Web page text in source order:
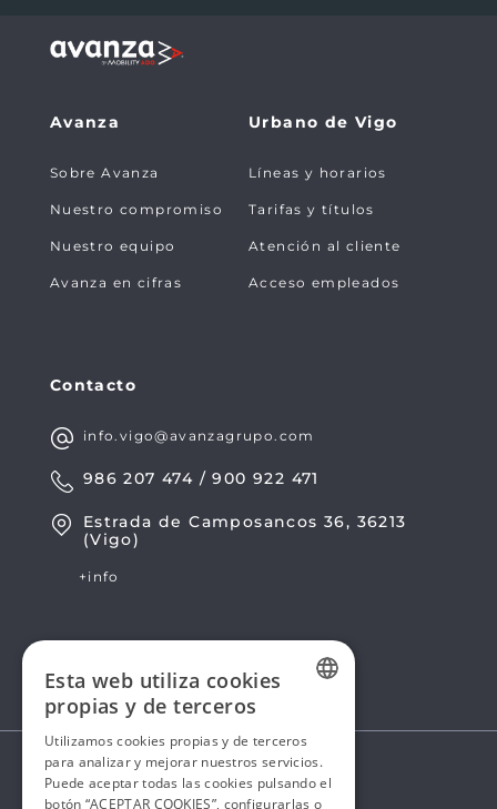
Avanza
Sobre Avanza
Nuestro compromiso
Nuestro equipo
Avanza en cifras
Urbano de Vigo
Líneas y horarios
Tarifas y títulos
Atención al cliente
Acceso empleados
Contacto
info.vigo@avanzagrupo.com
986 207 474 / 900 922 471
Estrada de Camposancos 36, 36213
(Vigo)
+info
SPANISH
Esta web utiliza cookies
propias y de terceros
Utilizamos cookies propias y de terceros
para analizar y mejorar nuestros servicios.
Puede aceptar todas las cookies pulsando el
botón “ACEPTAR COOKIES”, configurarlas o